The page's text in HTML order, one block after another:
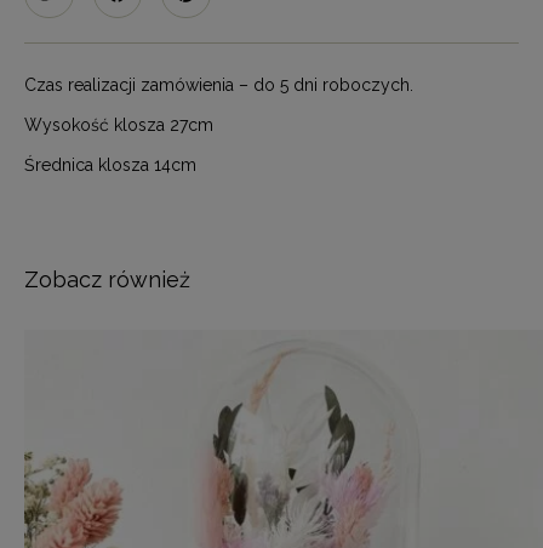
Czas realizacji zamówienia – do 5 dni roboczych.
Wysokość klosza 27cm
Średnica klosza 14cm
Zobacz również